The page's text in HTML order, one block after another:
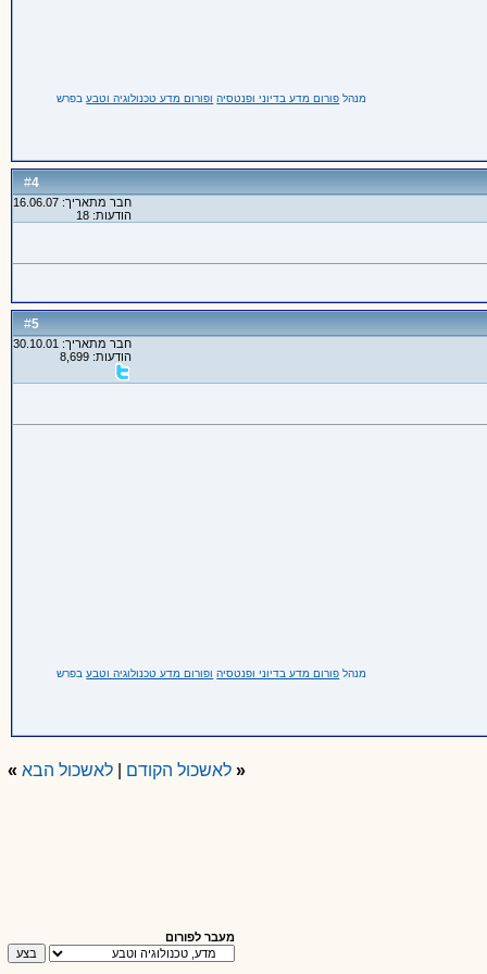
מנהל פורום מדע בדיוני ופנטסיה ופורום מדע טכנולוגיה וטבעבפרש
#
4
חבר מתאריך: 16.06.07
הודעות: 18
#
5
חבר מתאריך: 30.10.01
הודעות: 8,699
מנהל פורום מדע בדיוני ופנטסיה ופורום מדע טכנולוגיה וטבעבפרש
« לאשכול הקודם |לאשכול הבא »
מעבר לפורום